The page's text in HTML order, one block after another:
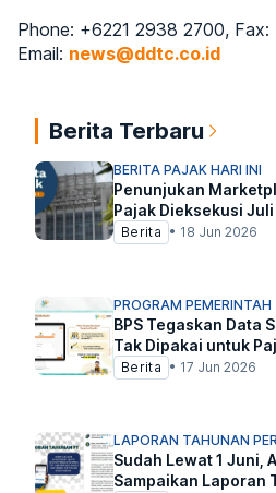
Phone: +6221 2938 2700,
Email: news@ddtc.co.id
Berita Terbaru
BERITA PAJAK HARI INI
Penunjukan
Pajak Dieksekusi
Berita • 18 Jun 2026
PROGRAM PEMERINTAH
BPS Tegaskan Data
Tak Dipakai untuk
Berita • 17 Jun 2026
LAPORAN TAHUNAN
Sudah Lewat 1 Juni,
Sampaikan Laporan